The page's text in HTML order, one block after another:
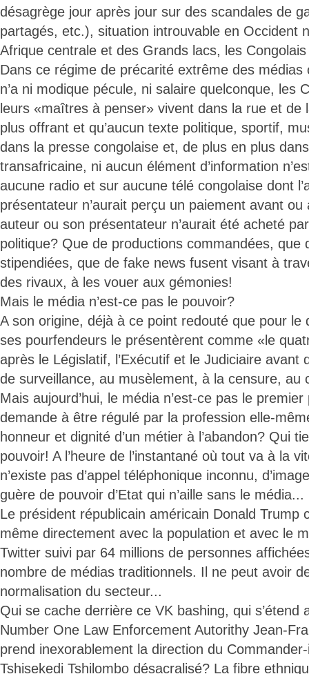
désagrège jour après jour sur des scandales de
partagés, etc.), situation introuvable en Occident
Afrique centrale et des Grands lacs, les
Dans ce régime de précarité extrême des médias
n’a ni modique pécule, ni salaire quelconque, les
leurs «maîtres à penser» vivent dans la rue et de
plus offrant et qu’aucun texte politique, sportif,
dans la presse congolaise et, de plus en plus
transafricaine, ni aucun élément d’information
aucune radio et sur aucune télé congolaise dont
présentateur n’aurait perçu un paiement avant
auteur ou son présentateur n’aurait été acheté
politique? Que de productions commandées, que
stipendiées, que de fake news fusent visant à
des rivaux, à les vouer aux gémonies!
Mais le média n’est-ce pas le pouvoir?
A son origine, déjà à ce point redouté que pour le
ses pourfendeurs le présentèrent comme «le
après le Législatif, l’Exécutif et le Judiciaire avant
de surveillance, au musèlement, à la censure, au
Mais aujourd’hui, le média n’est-ce pas le
demande à être régulé par la profession elle-
honneur et dignité d’un métier à l’abandon? Qui
pouvoir! A l’heure de l’instantané où tout va à la
n’existe pas d’appel téléphonique inconnu,
guère de pouvoir d’Etat qui n’aille sans le média...
Le président républicain américain Donald Trump
même directement avec la population et avec le
Twitter suivi par 64 millions de personnes
nombre de médias traditionnels. Il ne peut avoir
normalisation du secteur...
Qui se cache derrière ce VK bashing, qui s’étend
Number One Law Enforcement Autorithy Jean-
prend inexorablement la direction du
Tshisekedi Tshilombo désacralisé? La fibre